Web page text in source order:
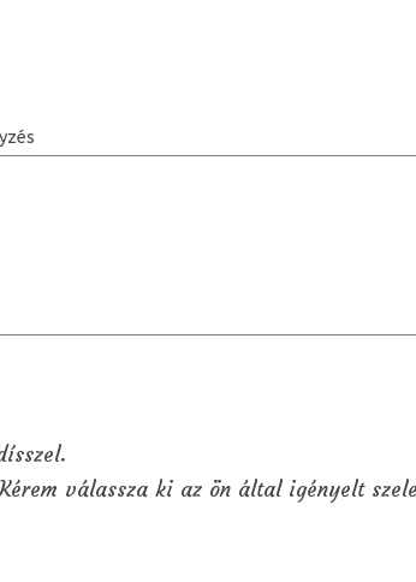
válassza ki az ön által igényelt